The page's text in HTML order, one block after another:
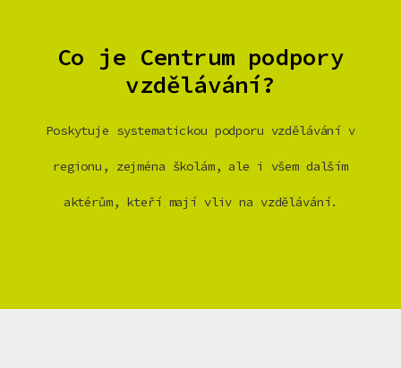
Co je Centrum podpory
vzdělávání?
Poskytuje systematickou podporu vzdělávání v
regionu, zejména školám, ale i všem dalším
aktérům, kteří mají vliv na vzdělávání.